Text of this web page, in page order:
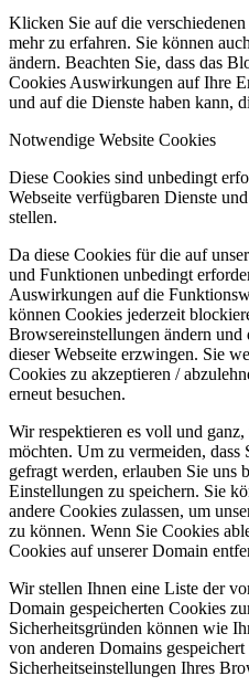
Klicken Sie auf die
mehr zu erfahren. Sie können
ändern. Beachten Sie, dass das
Cookies Auswirkungen auf Ihre
und auf die Dienste haben kann,
Notwendige Website Cookies
Diese Cookies sind unbedingt
Webseite verfügbaren Dienste
stellen.
Da diese Cookies für die auf
und Funktionen unbedingt
Auswirkungen auf die
können Cookies jederzeit
Browsereinstellungen ändern
dieser Webseite erzwingen. Sie
Cookies zu akzeptieren /
erneut besuchen.
Wir respektieren es voll und
möchten. Um zu vermeiden,
gefragt werden, erlauben Sie uns
Einstellungen zu speichern. Sie
andere Cookies zulassen, um
zu können. Wenn Sie Cookies
Cookies auf unserer Domain
Wir stellen Ihnen eine Liste der
Domain gespeicherten Cookies
Sicherheitsgründen können wie
von anderen Domains
Sicherheitseinstellungen Ihres